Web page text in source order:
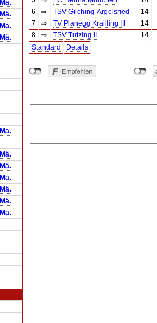
Mä.
Mä.
Mä.
Mä.
Mä.
Mä.
Mä.
Mä.
Mä.
Mä.
Mä.
6
⇒ TSV Gilching-Argelsried
14
7
⇒ TV Planegg Krailling III
14
8
⇒ TSV Tutzing II
14
Standard
Details